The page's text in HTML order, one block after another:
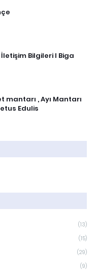
Bilgileri I Biga
mantarı , Ayı Mantarı
Edulis
(13)
(15)
(29)
(9)